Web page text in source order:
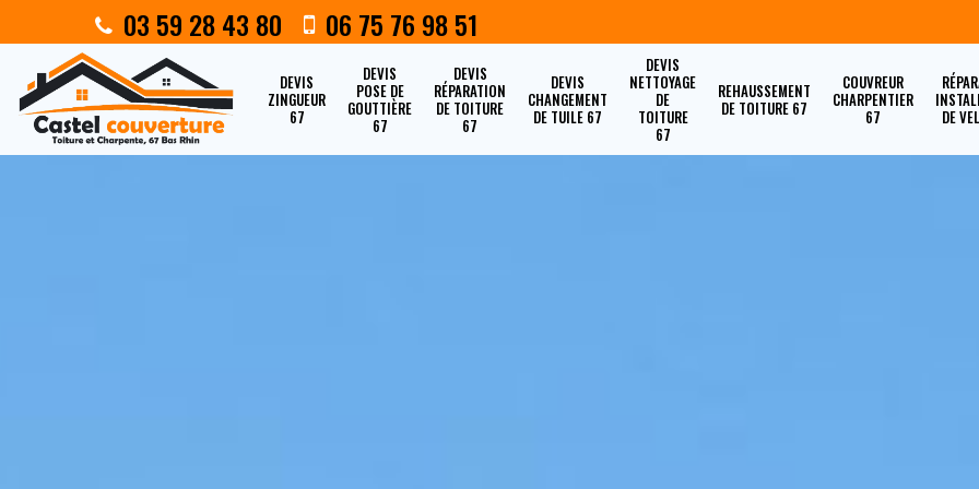
03 59 28 43 80 06 75 76 98 51
DEVIS
ZINGUEUR
67
DEVIS
POSE DE
GOUTTIÈRE
67
DEVIS
RÉPARATION
DE TOITURE
67
DEVIS
CHANGEMENT
DE TUILE 67
DEVIS
NETTOYAGE
DE
TOITURE
67
REHAUSSEMENT
DE TOITURE 67
COUVREUR
CHARPENTIER
67
DE